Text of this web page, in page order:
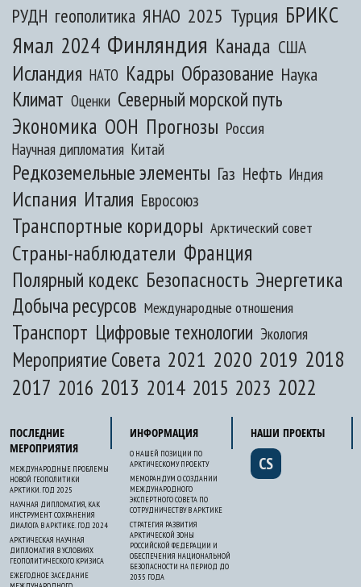
РУДН геополитика ЯНАО 2025 Турция БРИКС
Ямал 2024 Финляндия Канада США
Исландия НАТО Кадры Образование Наука
Климат Оценки Северный морской путь
Экономика ООН Прогнозы Россия
Научная дипломатия Китай
Редкоземельные элементы Газ Нефть Индия
Испания Италия Евросоюз
Транспортные коридоры Арктический совет
Страны-наблюдатели Франция
Полярный кодекс Безопасность Энергетика
Добыча ресурсов Международные отношения
Транспорт Цифровые технологии Экология
Мероприятие Совета 2021 2020 2019 2018
2017 2016 2013 2014 2015 2023 2022
ПОСЛЕДНИЕ
МЕРОПРИЯТИЯ
МЕЖДУНАРОДНЫЕ ПРОБЛЕМЫ
НОВОЙ ГЕОПОЛИТИКИ
АРКТИКИ. ГОД 2025
НАУЧНАЯ ДИПЛОМАТИЯ, КАК
ИНСТРУМЕНТ СОХРАНЕНИЯ
ДИАЛОГА В АРКТИКЕ. ГОД 2024
АРКТИЧЕСКАЯ НАУЧНАЯ
ДИПЛОМАТИЯ В УСЛОВИЯХ
ГЕОПОЛИТИЧЕСКОГО КРИЗИСА
ЕЖЕГОДНОЕ ЗАСЕДАНИЕ
ИНФОРМАЦИЯ
О НАШЕЙ ПОЗИЦИИ ПО
АРКТИЧЕСКОМУ ПРОЕКТУ
МЕМОРАНДУМ О СОЗДАНИИ
МЕЖДУНАРОДНОГО
ЭКСПЕРТНОГО СОВЕТА ПО
СОТРУДНИЧЕСТВУ В АРКТИКЕ
СТРАТЕГИЯ РАЗВИТИЯ
АРКТИЧЕСКОЙ ЗОНЫ
РОССИЙСКОЙ ФЕДЕРАЦИИ И
ОБЕСПЕЧЕНИЯ НАЦИОНАЛЬНОЙ
БЕЗОПАСНОСТИ НА ПЕРИОД ДО
2035 ГОДА
НАШИ ПРОЕКТЫ
CS